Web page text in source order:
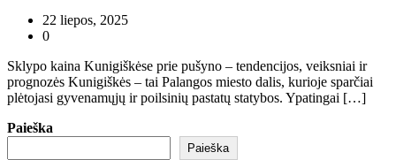
22 liepos, 2025
0
Sklypo kaina Kunigiškėse prie pušyno – tendencijos, veiksniai ir
prognozės Kunigiškės – tai Palangos miesto dalis, kurioje sparčiai
plėtojasi gyvenamųjų ir poilsinių pastatų statybos. Ypatingai […]
Paieška
Paieška